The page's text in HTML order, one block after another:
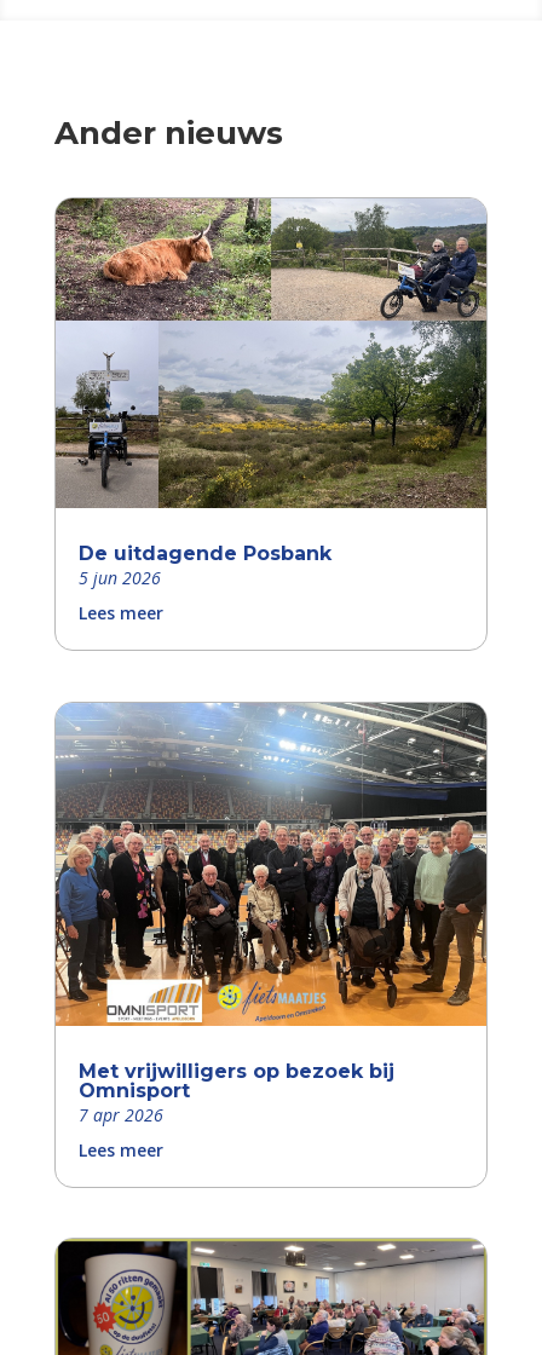
Ander nieuws
De uitdagende Posbank
5 jun 2026
Lees meer
Met vrijwilligers op bezoek bij
Omnisport
7 apr 2026
Lees meer